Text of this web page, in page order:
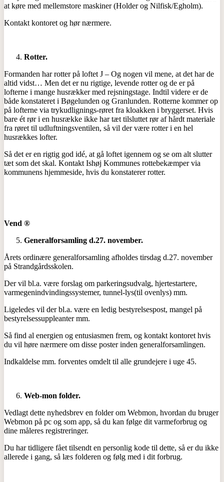
at køre med mellemstore maskiner (Holder og Nilfisk/Egholm).
Kontakt kontoret og hør nærmere.
Rotter.
Formanden har rotter på loftet J – Og nogen vil mene, at det har de
altid vidst… Men det er nu rigtige, levende rotter og de er på
lofterne i mange husrækker med rejsningstage. Indtil videre er de
både konstateret i Bøgelunden og Granlunden. Rotterne kommer op
på lofterne via trykudlignings-røret fra kloakken i bryggerset. Hvis
bare ét rør i en husrække ikke har tæt tilsluttet rør af hårdt materiale
fra røret til udluftningsventilen, så vil der være rotter i en hel
husrækkes lofter.
Så det er en rigtig god idé, at gå loftet igennem og se om alt slutter
tæt som det skal. Kontakt Ishøj Kommunes rottebekæmper via
kommunens hjemmeside, hvis du konstaterer rotter.
Vend ®
Generalforsamling d.27. november.
Årets ordinære generalforsamling afholdes tirsdag d.27. november
på Strandgårdsskolen.
Der vil bl.a. være forslag om parkeringsudvalg, hjertestartere,
varmegenindvindingssystemer, tunnel-lys(til ovenlys) mm.
Ligeledes vil der bl.a. være en ledig bestyrelsespost, mangel på
bestyrelsessuppleanter mm.
Så find al energien og entusiasmen frem, og kontakt kontoret hvis
du vil høre nærmere om disse poster inden generalforsamlingen.
Indkaldelse mm. forventes omdelt til alle grundejere i uge 45.
Web-mon folder.
Vedlagt dette nyhedsbrev en folder om Webmon, hvordan du bruger
Webmon på pc og som app, så du kan følge dit varmeforbrug og
dine måleres registreringer.
Du har tidligere fået tilsendt en personlig kode til dette, så er du ikke
allerede i gang, så læs folderen og følg med i dit forbrug.